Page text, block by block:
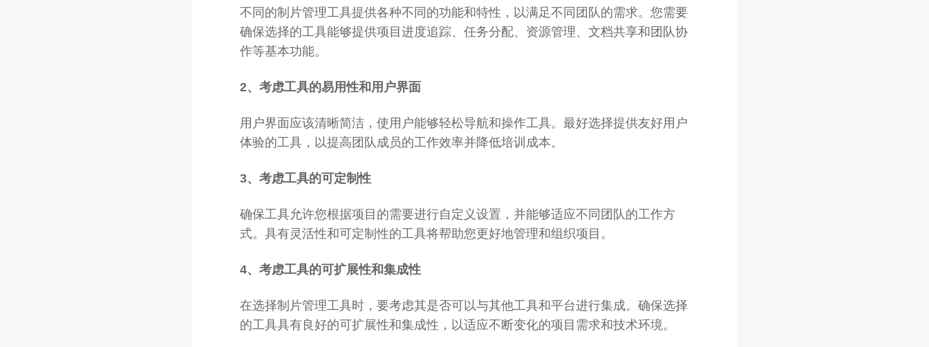
不同的制片管理工具提供各种不同的功能和特性，以满足不同团队的需求。您需要
确保选择的工具能够提供项目进度追踪、任务分配、资源管理、文档共享和团队协
作等基本功能。
2、考虑工具的易用性和用户界面
用户界面应该清晰简洁，使用户能够轻松导航和操作工具。最好选择提供友好用户
体验的工具，以提高团队成员的工作效率并降低培训成本。
3、 考虑工具的可定制性
确保工具允许您根据项目的需要进行自定义设置，并能够适应不同团队的工作方
式。具有灵活性和可定制性的工具将帮助您更好地管理和组织项目。
4、 考虑工具的可扩展性和集成性
在选择制片管理工具时，要考虑其是否可以与其他工具和平台进行集成。确保选择
的工具具有良好的可扩展性和集成性，以适应不断变化的项目需求和技术环境。